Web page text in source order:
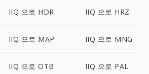
IIQ 으로 HDR IIQ 으로 HRZ
IIQ 으로 MAP IIQ 으로 MNG
IIQ 으로 OTB IIQ 으로 PAL